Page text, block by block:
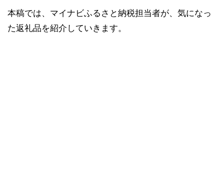
本稿では、マイナビふるさと納税担当者が、気になっ
た返礼品を紹介していきます。